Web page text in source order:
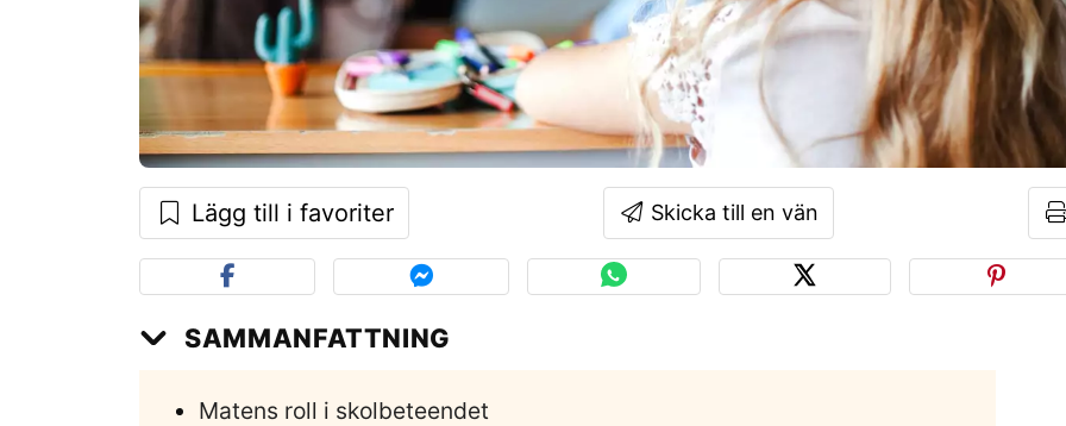
Lägg till i favoriter Skicka till en vän
SAMMANFATTNING
Matens roll i skolbeteendet